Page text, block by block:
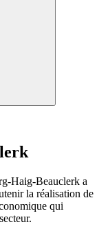
Haig-Beauclerk a
la réalisation de
qui